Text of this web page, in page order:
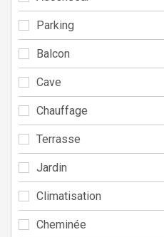
Parking
Balcon
Cave
Chauffage
Terrasse
Jardin
Climatisation
Cheminée